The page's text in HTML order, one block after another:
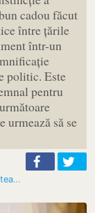
cadou făcut
între țările
într-un
politic. Este
pentru
urmează să se
Premierul propus de PAS, Alexandru Munteanu, apare în Pandora Papers